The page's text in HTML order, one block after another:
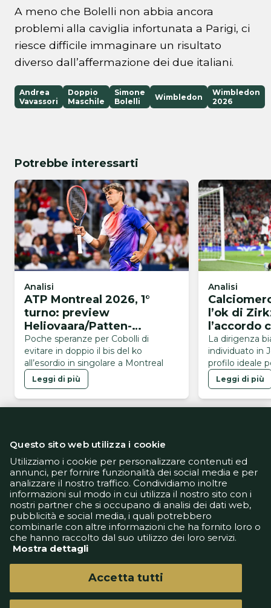
A meno che Bolelli non abbia ancora
problemi alla caviglia infortunata a Parigi, ci
riesce difficile immaginare un risultato
diverso dall’affermazione dei due italiani.
Andrea
Vavassori
Doppio
Maschile
Simone
Bolelli
Wimbledon
Wimbledon
2026
Potrebbe interessarti
Analisi
ATP Montreal 2026, 1°
turno: preview
Heliovaara/Patten-
Buse/Cobolli
Poche speranze per Cobolli di
evitare in doppio il bis del ko
all’esordio in singolare a Montreal
Leggi di più
Analisi
l’ok di
l’accordo
La dirigenza
individuato in
profilo ideale
Leggi di più
Informativa Privacy
Informativa Cookie
Tech App
Gestione preferenze
support@goldbetlive.it
Questo sito web utilizza i cookie
Utilizziamo i cookie per personalizzare contenuti ed
annunci, per fornire funzionalità dei social media e per
analizzare il nostro traffico. Condividiamo inoltre
informazioni sul modo in cui utilizza il nostro sito con i
nostri partner che si occupano di analisi dei dati web,
pubblicità e social media, i quali potrebbero
combinarle con altre informazioni che ha fornito loro o
che hanno raccolto dal suo utilizzo dei loro servizi.
Mostra dettagli
Accetta tutti